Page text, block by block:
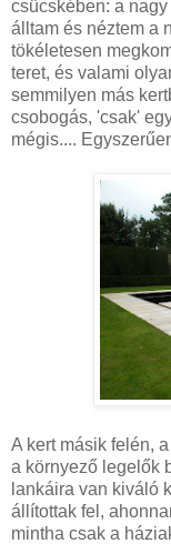
csücskében: a
álltam és néztem a
tökéletesen
teret, és valami
semmilyen más
csobogás, 'csak'
mégis....
A kert másik felén,
a környező legelők
lankáira van kiváló
állítottak fel,
mintha csak a